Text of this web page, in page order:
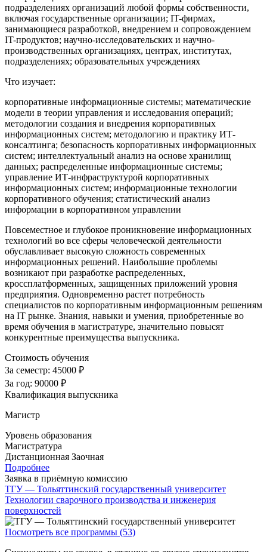
подразделениях организаций любой формы собственности,
включая государственные организации; IT-фирмах,
занимающиеся разработкой, внедрением и сопровождением
IT-продуктов; научно-исследовательских и научно-
производственных организациях, центрах, институтах,
подразделениях; образовательных учреждениях
Что изучает:
корпоративные информационные системы; математические
модели в теории управления и исследования операций;
методологии создания и внедрения корпоративных
информационных систем; методологию и практику ИТ-
консалтинга; безопасность корпоративных информационных
систем; интеллектуальный анализ на основе хранилищ
данных; распределенные информационные системы;
управление ИТ-инфраструктурой корпоративных
информационных систем; информационные технологии
корпоративного обучения; статистический анализ
информации в корпоративном управлении
Повсеместное и глубокое проникновение информационных
технологий во все сферы человеческой деятельности
обуславливает высокую сложность современных
информационных решений. Наибольшие проблемы
возникают при разработке распределенных,
кроссплатформенных, защищенных приложений уровня
предприятия. Одновременно растет потребность
специалистов по корпоративным информационным решениям
на IT рынке. Знания, навыки и умения, приобретенные во
время обучения в магистратуре, значительно повысят
конкурентные преимущества выпускника.
Стоимость обучения
За семестр: 45000 ₽
За год: 90000 ₽
Квалификация выпускника
Магистр
Уровень образования
Магистратура
Дистанционная Заочная
Подробнее
Заявка в приёмную комиссию
ТГУ — Тольяттинский государственный университет
Технологии сварочного производства и инженерия
поверхностей
Посмотреть все программы (53)